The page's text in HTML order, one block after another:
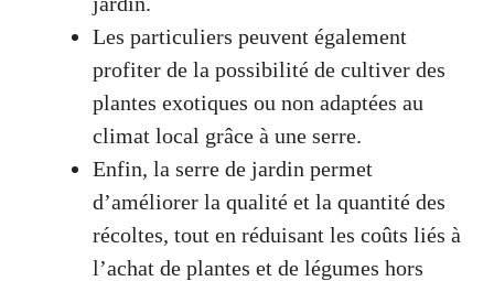
Les particuliers peuvent également
profiter de la possibilité de cultiver des
plantes exotiques ou non adaptées au
climat local grâce à une serre.
Enfin, la serre de jardin permet
d’améliorer la qualité et la quantité des
récoltes, tout en réduisant les coûts liés à
l’achat de plantes et de légumes hors